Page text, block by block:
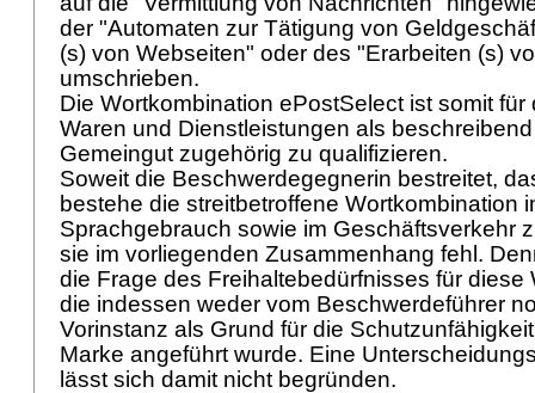
der "Automaten zur Tätigung von
(s) von Webseiten" oder des "Erarbeiten (s)
umschrieben.
Die Wortkombination ePostSelect ist somit
Waren und Dienstleistungen als
Gemeingut zugehörig zu qualifizieren.
Soweit die Beschwerdegegnerin bestreitet,
bestehe die streitbetroffene Wortkombination
Sprachgebrauch sowie im Geschäftsverkehr
sie im vorliegenden Zusammenhang fehl.
die Frage des Freihaltebedürfnisses für diese
die indessen weder vom Beschwerdeführer
Vorinstanz als Grund für die
Marke angeführt wurde. Eine
lässt sich damit nicht begründen.